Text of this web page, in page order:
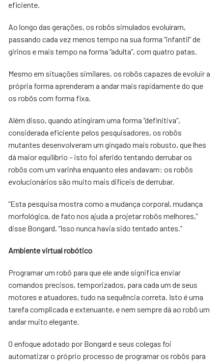
eficiente.
Ao longo das gerações, os robôs simulados evoluíram,
passando cada vez menos tempo na sua forma “infantil” de
girinos e mais tempo na forma “adulta”, com quatro patas.
Mesmo em situações similares, os robôs capazes de evoluir a
própria forma aprenderam a andar mais rapidamente do que
os robôs com forma fixa.
Além disso, quando atingiram uma forma “definitiva”,
considerada eficiente pelos pesquisadores, os robôs
mutantes desenvolveram um gingado mais robusto, que lhes
dá maior equilíbrio – isto foi aferido tentando derrubar os
robôs com um varinha enquanto eles andavam: os robôs
evolucionários são muito mais difíceis de derrubar.
“Esta pesquisa mostra como a mudança corporal, mudança
morfológica, de fato nos ajuda a projetar robôs melhores,”
disse Bongard. “Isso nunca havia sido tentado antes.”
Ambiente virtual robótico
Programar um robô para que ele ande significa enviar
comandos precisos, temporizados, para cada um de seus
motores e atuadores, tudo na sequência correta. Isto é uma
tarefa complicada e extenuante, e nem sempre dá ao robô um
andar muito elegante.
O enfoque adotado por Bongard e seus colegas foi
automatizar o próprio processo de programar os robôs para